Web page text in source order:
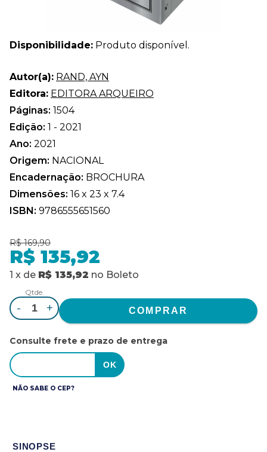
Disponibilidade: Produto disponível.
Autor(a): RAND, AYN
Editora: EDITORA ARQUEIRO
Páginas: 1504
Edição: 1 - 2021
Ano: 2021
Origem: NACIONAL
Encadernação: BROCHURA
Dimensões: 16 x 23 x 7.4
ISBN: 9786555651560
R$ 169,90
R$ 135,92
1 x de R$ 135,92 no Boleto
Qtde.
- +
Consulte frete e prazo de entrega
NÃO SABE O CEP?
SINOPSE